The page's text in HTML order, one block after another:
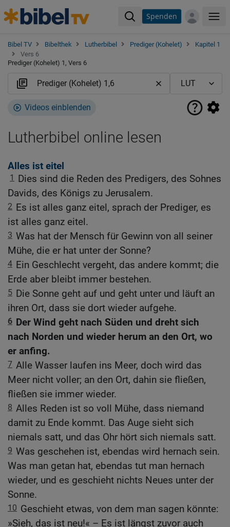
Spenden
Bibel TV Bibelthek Lutherbibel Prediger (Kohelet)
Kapitel 1
Vers 6
Prediger (Kohelet) 1, Vers 6
Videos einblenden
Lutherbibel online lesen
Alles ist eitel
1
Dies sind die Reden des Predigers, des Sohnes
Davids, des Königs zu Jerusalem.
2 Es ist alles ganz eitel, sprach der Prediger, es
ist alles ganz eitel.
3 Was hat der Mensch für Gewinn von all seiner
Mühe, die er hat unter der Sonne?
4 Ein Geschlecht vergeht, das andere kommt; die
Erde aber bleibt immer bestehen.
5 Die Sonne geht auf und geht unter und läuft an
ihren Ort, dass sie dort wieder aufgehe.
6 Der Wind geht nach Süden und dreht sich
nach Norden und wieder herum an den Ort, wo
er anfing.
7 Alle Wasser laufen ins Meer, doch wird das
Meer nicht voller; an den Ort, dahin sie fließen,
fließen sie immer wieder.
8 Alles Reden ist so voll Mühe, dass niemand
damit zu Ende kommt. Das Auge sieht sich
niemals satt, und das Ohr hört sich niemals satt.
9 Was geschehen ist, ebendas wird hernach sein.
Was man getan hat, ebendas tut man hernach
wieder, und es geschieht nichts Neues unter der
Sonne.
10 Geschieht etwas, von dem man sagen könnte:
»Sieh, das ist neu!« – Es ist längst zuvor auch